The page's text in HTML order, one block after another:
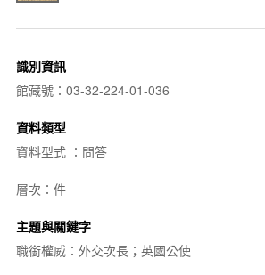
識別資訊
館藏號：03-32-224-01-036
資料類型
資料型式 ：問答
層次：件
主題與關鍵字
職銜權威：外交次長；英國公使